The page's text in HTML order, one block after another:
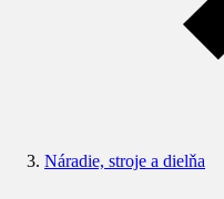
Náradie, stroje a dielňa